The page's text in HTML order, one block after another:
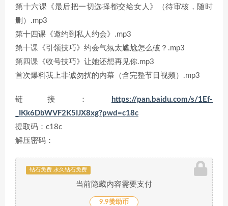
第十六课《最后把一切选择都交给女人》（待审核，随时
删）.mp3
第十四课《邀约到私人约会》.mp3
第十课《引领技巧》约会气氛太尴尬怎么破？.mp3
第四课《收号技巧》让她还想再见你.mp3
首次爆料我上非诚勿扰的内幕（含完整节目视频）.mp3
链接：
https://pan.baidu.com/s/1Ef-
_IKk6DbWVF2K5IJX8xg?pwd=c18c
提取码：c18c
解压密码：
钻石免费 永久钻石免费
当前隐藏内容需要支付
9.9赞助币